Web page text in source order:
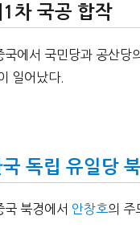
1차 국공 합작
에서 국민당과 공산당
일어났다.
국 독립 유일당
북경에서 안창호의 주